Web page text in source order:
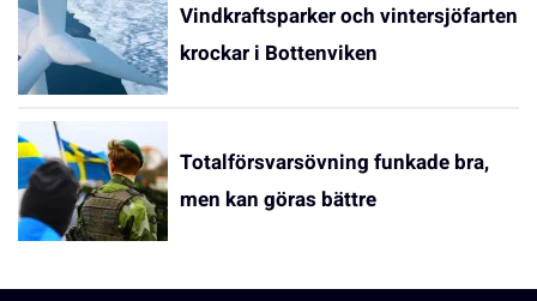
Vindkraftsparker och vintersjöfarten
krockar i Bottenviken
Totalförsvarsövning funkade bra,
men kan göras bättre